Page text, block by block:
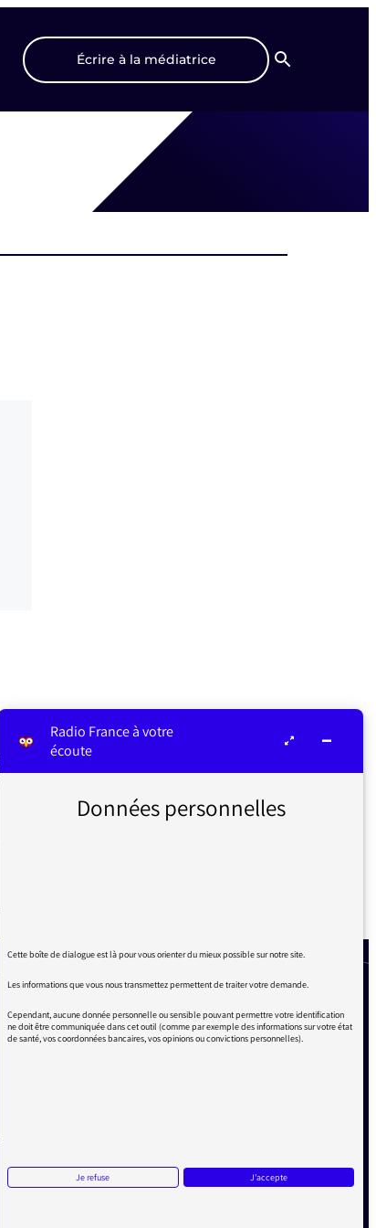
Écrire à la médiatrice
Recherche
les horaires suivants : de 00:00 à 8:00,
la référence d’un morceau diffusé à
LES RÉSEAUX
Aller sur la page Facebook de la Médiatrice
Aller sur la page Twitter de la Médiatrice
Aller sur la page Instagram de la Médiatrice
Radio France à votre
écoute
Données personnelles
Cette boîte de dialogue est là pour vous orienter du mieux possible sur notre site.
Les informations que vous nous transmettez permettent de traiter votre demande.
Cependant, aucune donnée personnelle ou sensible pouvant permettre votre identification
ne doit être communiquée dans cet outil (comme par exemple des informations sur votre état
de santé, vos coordonnées bancaires, vos opinions ou convictions personnelles).
Je refuse J'accepte